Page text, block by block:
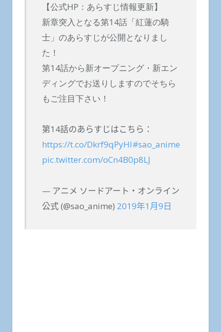
【公式HP：あらすじ情報更新】
新章突入となる第14話「紅蓮の騎
士」のあらすじが公開となりまし
た！
第14話から新オープニング・新エン
ディングでお送りしますのでそちら
もご注目下さい！
第14話のあらすじはこちら：
https://t.co/Dkrf9qPyHI#sao_anime
pic.twitter.com/oCn4B0p8LJ
— アニメ ソードアート・オンライン
公式 (@sao_anime) 2019年1月9日